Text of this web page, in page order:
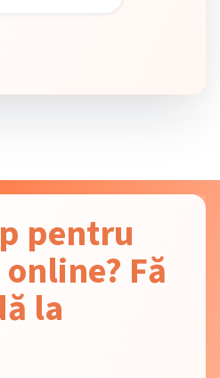
pentru
Fă
la